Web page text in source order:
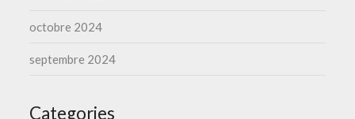
octobre 2024
septembre 2024
Categories